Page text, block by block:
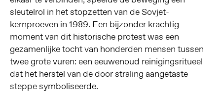
sleutelrol in het stopzetten van de Sovjet-
kernproeven in 1989. Een bijzonder krachtig
moment van dit historische protest was een
gezamenlijke tocht van honderden mensen tussen
twee grote vuren: een eeuwenoud reinigingsritueel
dat het herstel van de door straling aangetaste
steppe symboliseerde.